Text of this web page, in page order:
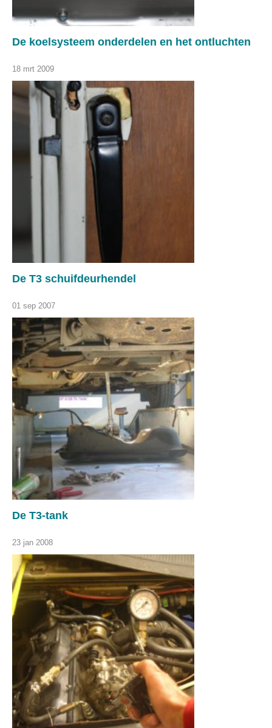
De koelsysteem onderdelen en het ontluchten
18 mrt 2009
De T3 schuifdeurhendel
01 sep 2007
De T3-tank
23 jan 2008